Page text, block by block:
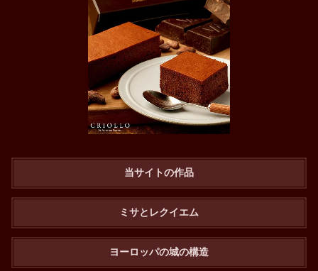
当サイトの作品
ミサとレクイエム
ヨーロッパの城の構造